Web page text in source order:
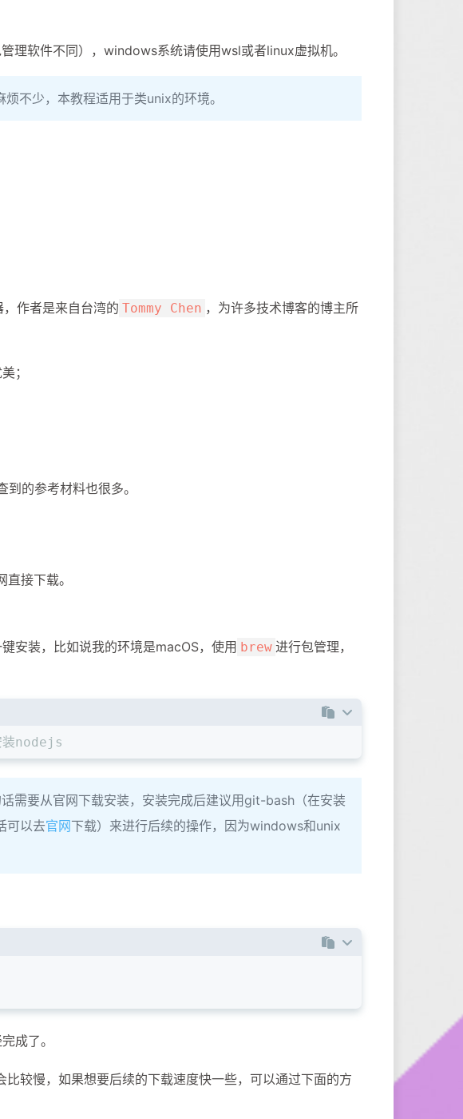
理软件不同），windows系统请使用wsl或者linux虚拟机。
不少，本教程适用于类unix的环境。
作者是来自台湾的 Tommy Chen ，为许多技术博客的博主所
；
的参考材料也很多。
接下载。
安装，比如说我的环境是macOS，使用 brew 进行包管理，
装nodejs
需要从官网下载安装，安装完成后建议用git-bash（在安装
可以去官网下载）来进行后续的操作，因为windows和unix
成了。
比较慢，如果想要后续的下载速度快一些，可以通过下面的方